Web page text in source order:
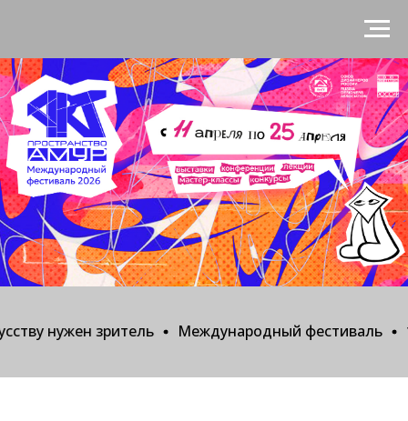
нужен зритель Международный фестиваль